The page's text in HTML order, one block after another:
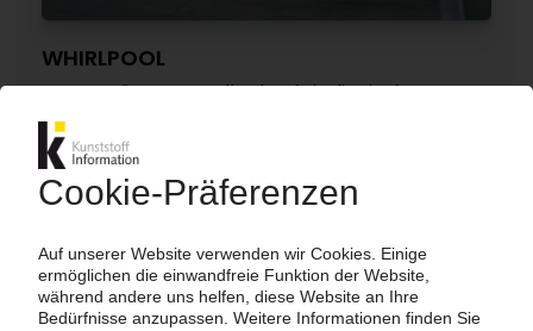
WHIRLPOOL
Hausgeräte-Hersteller kauft italienischen
Wettbewerber Indesit / Ausbau in Europa